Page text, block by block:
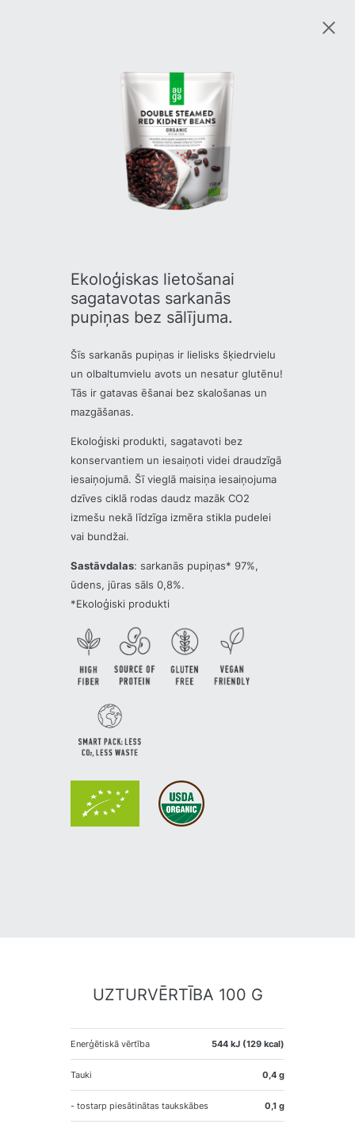
Ekoloģiskas lietošanai
sagatavotas sarkanās
pupiņas bez sālījuma.
Šīs sarkanās pupiņas ir lielisks šķiedrvielu
un olbaltumvielu avots un nesatur glutēnu!
Tās ir gatavas ēšanai bez skalošanas un
mazgāšanas.
Ekoloģiski produkti, sagatavoti bez
konservantiem un iesaiņoti videi draudzīgā
iesaiņojumā. Šī vieglā maisiņa iesaiņojuma
dzīves ciklā rodas daudz mazāk CO2
izmešu nekā līdzīga izmēra stikla pudelei
vai bundžai.
Sastāvdalas: sarkanās pupiņas* 97%,
ūdens, jūras sāls 0,8%.
*Ekoloģiski produkti
UZTURVĒRTĪBA 100 G
Enerģētiskā vērtība 544 kJ (129 kcal)
Tauki 0,4 g
- tostarp piesātinātas taukskābes 0,1 g